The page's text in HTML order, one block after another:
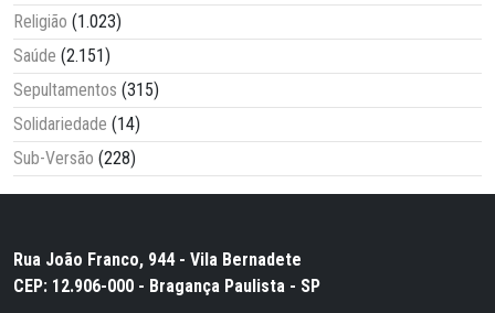
Religião (1.023)
Saúde (2.151)
Sepultamentos (315)
Solidariedade (14)
Sub-Versão (228)
Rua João Franco, 944 - Vila Bernadete
CEP: 12.906-000 - Bragança Paulista - SP